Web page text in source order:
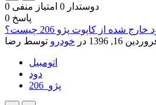
0 دوستدار 0 امتیاز منفی
0 پاسخ
شده از کاپوت پژو 206 چیست؟
16, 1396 در خودرو توسط رضا
اتومبیل
دود
پژو_206